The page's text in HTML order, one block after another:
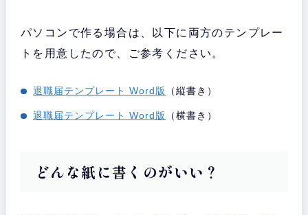
パソコンで作る場合は、以下に両方のテンプレー
トを用意したので、ご参考ください。
退職届テンプレート Word版 （縦書き）
退職届テンプレート Word版 （横書き）
どんな紙に書くのがいい？